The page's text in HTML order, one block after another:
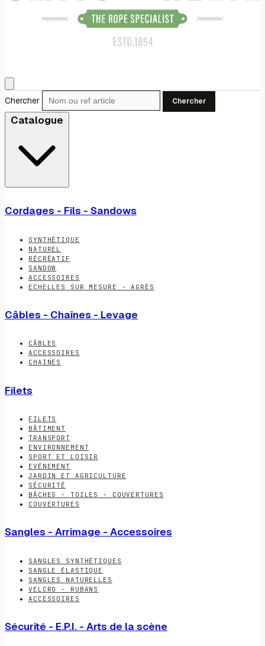
Chercher Chercher
Catalogue
Cordages - Fils - Sandows
SYNTHÉTIQUE
NATUREL
RÉCRÉATIF
SANDOW
ACCESSOIRES
ECHELLES SUR MESURE - AGRÈS
Câbles - Chaînes - Levage
CÂBLES
ACCESSOIRES
CHAINES
Filets
FILETS
BÂTIMENT
TRANSPORT
ENVIRONNEMENT
SPORT ET LOISIR
EVÉNEMENT
JARDIN ET AGRICULTURE
SÉCURITÉ
BÂCHES - TOILES - COUVERTURES
COUVERTURES
Sangles - Arrimage - Accessoires
SANGLES SYNTHÉTIQUES
SANGLE ÉLASTIQUE
SANGLES NATURELLES
VELCRO - RUBANS
ACCESSOIRES
Sécurité - E.P.I. - Arts de la scène